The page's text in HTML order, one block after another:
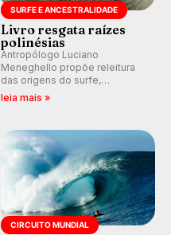
SURFE E ANCESTRALIDADE
Livro resgata raízes
polinésias
Antropólogo Luciano
Meneghello propõe releitura
das origens do surfe,
resgatando a cultura polinésia
e questionando a visão
prática em esporte e indústria.
leia mais »
CIRCUITO MUNDIAL